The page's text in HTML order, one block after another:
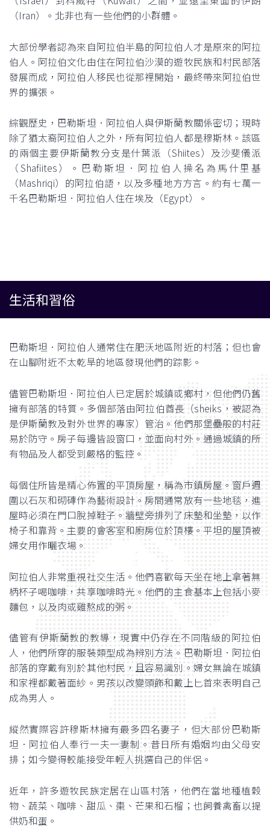
（Iran）。北非也有一些他們的小群體。
大部份學者認為來自阿拉伯半島的阿拉伯人才是原來的阿拉
伯人。阿拉伯文化由住在阿拉伯沙漠的遊牧民族和村民部落
發展而成，阿拉伯人移民也從那裡開始，最終帶來阿拉伯世
界的擴張。
綜觀歷史，巴勒斯坦．阿拉伯人與伊斯蘭教關係密切；現時
除了猶太裔阿拉伯人之外，所有阿拉伯人都是穆斯林。該區
的兩個主要伊斯蘭教分支是什葉派（Shiites）及沙斐儀派
（Shafiites）。巴勒斯坦．阿拉伯人操名為馬什里基
（Mashriqi）的阿拉伯語，以及多種地方方言。約有七萬一
千名巴勒斯坦．阿拉伯人住在埃及（Egypt）。
生活和習俗
巴勒斯坦．阿拉伯人通常住在肥沃地區附近的村落；但也會
在山腳附近不太乾旱的地區發現他們的踪影。
儘管巴勒斯坦．阿拉伯人已定居於城鎮或鄉村，但他們仍舊
擁有部落的特質。多個部落由阿拉伯酋長（sheiks，被認為
是伊斯蘭教及對外世界的專家）管治。他們那堡壘般的村莊
易於防守。房子每邊皆設窗口，並面向村外。通過城鎮的所
有物品及人都受到嚴格的監控。
每個住所皆是精心佈置的平頂房屋，稱為市鎮房屋。窗戶週
圍以石灰和砌磚作為藝術設計。房間通常放有一些地毯，進
屋時必須在門口脫掉鞋子。牆壁旁排列了床墊和坐墊，以作
椅子和靠背。主要的會客室和廚房位於頂樓。平坦的屋頂被
婦女用作曬衣場。
阿拉伯人非常重視社交生活。他們喜歡每天坐在地上拿著無
柄杯子喝咖啡，共享咖啡時光。他們的主食基本上包括小麥
麵包，以及肉或雞熬成的粥。
儘管有伊斯蘭教的教導，現實中仍存在不同階級的阿拉伯
人，他們所穿的服裝類型成為辨別方法。巴勒斯坦．阿拉伯
部落的穿戴有別於其他村民，且容易識別。婦女無論在城鎮
和家裡都戴著面紗。男孩以改變頭飾和戴上匕首來表明自己
成為男人。
縱然實際容許穆斯林擁有最多四名妻子，但大部份巴勒斯
坦．阿拉伯人奉行一夫一妻制。昔日所有婚姻均由父母安
排；如今變得較能接受年輕人挑選自己的伴侶。
近年，許多遊牧民族定居在山區村落，他們在當地種植穀
物、蔬菜、咖啡、甜瓜、棗、芒果和石榴；也飼養禽畜以提
供奶和蛋。